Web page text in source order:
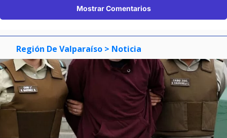
Mostrar Comentarios
Región De Valparaíso > Noticia